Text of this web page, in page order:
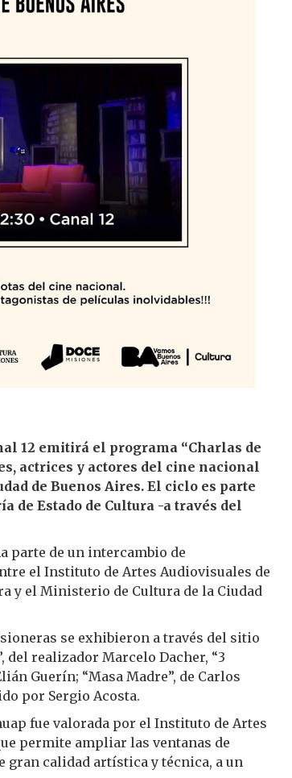
12 emitirá el programa “Charlas de
actrices y actores del cine nacional
de Buenos Aires. El ciclo es parte
de Estado de Cultura -a través del
parte de un intercambio de
el Instituto de Artes Audiovisuales de
y el Ministerio de Cultura de la Ciudad
se exhibieron a través del sitio
del realizador Marcelo Dacher, “3
Guerín; “Masa Madre”, de Carlos
por Sergio Acosta.
fue valorada por el Instituto de Artes
permite ampliar las ventanas de
calidad artística y técnica, a un